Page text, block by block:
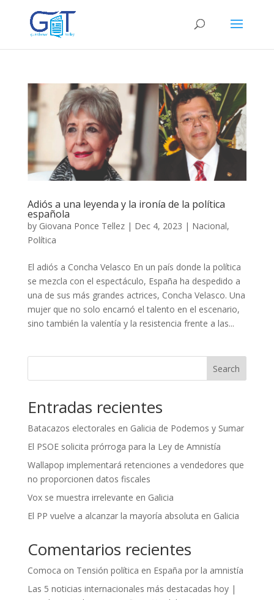
Adiós a una leyenda y la ironía de la política
española
by Giovana Ponce Tellez| Dec 4, 2023 | Nacional,
Política
El adiós a Concha Velasco En un país donde la política
se mezcla con el espectáculo, España ha despedido a
una de sus más grandes actrices, Concha Velasco. Una
mujer que no solo encarnó el talento en el escenario,
sino también la valentía y la resistencia frente a las...
Search
Entradas recientes
Batacazos electorales en Galicia de Podemos y Sumar
El PSOE solicita prórroga para la Ley de Amnistía
Wallapop implementará retenciones a vendedores que
no proporcionen datos fiscales
Vox se muestra irrelevante en Galicia
El PP vuelve a alcanzar la mayoría absoluta en Galicia
Comentarios recientes
Comoca on Tensión política en España por la amnistía
Las 5 noticias internacionales más destacadas hoy |